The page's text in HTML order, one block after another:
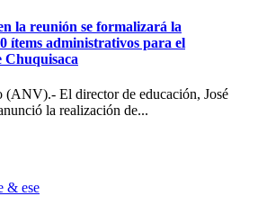
la reunión se formalizará la
ítems administrativos para el
Chuquisaca
(ANV).- El director de educación, José
la realización de...
& ese